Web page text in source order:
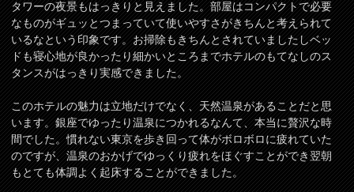
タワーの夜景もはっきりと見えました。部屋はコンパクトで必要
なものがギュッとつまっていて使いやすさがきちんと考えられて
いるなという印象です。お掃除もきちんとされていましたしベッ
ドも寝心地が良かったり細かいところまでホテルのもてなしのス
タンスがはっきり実感できました。
このホテルの魅力は立地だけでなく、天然温泉があることだと思
います。銀座でゆったり温泉につかれるなんて、本当に贅沢な時
間でした。慣れない東京を歩き回って体がボロボロに疲れていた
のですが、温泉のおかげでゆっくり疲れをほぐすことができ翌朝
もとても体調よく起床することができました。